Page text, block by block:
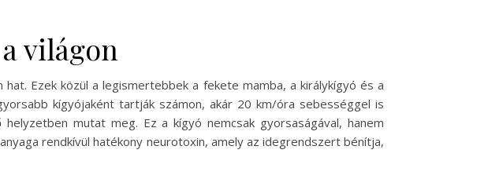
világon
Ezek közül a legismertebbek a fekete mamba, a királykígyó és a
kígyójaként tartják számon, akár 20 km/óra sebességgel is
mutat meg. Ez a kígyó nemcsak gyorsaságával, hanem
rendkívül hatékony neurotoxin, amely az idegrendszert bénítja,